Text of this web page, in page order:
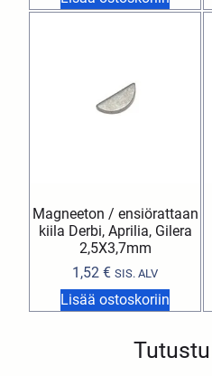
Magneeton / ensiörattaan
kiila Derbi, Aprilia, Gilera
2,5X3,7mm
1,52€ SIS. ALV
Lisää ostoskoriin